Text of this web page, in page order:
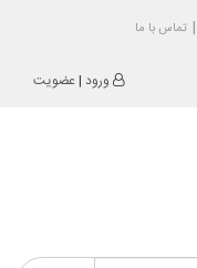
تماس با ما
ورود |عضویت